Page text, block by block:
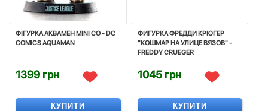
ФІГУРКА АКВАМЕН MINI CO - DC
COMICS AQUAMAN
1399 грн
КУПИТИ
ФИГУРКА ФРЕДДИ КРЮГЕР
"КОШМАР НА УЛИЦЕ ВЯЗОВ" -
FREDDY CRUEGER
1045 грн
КУПИТИ